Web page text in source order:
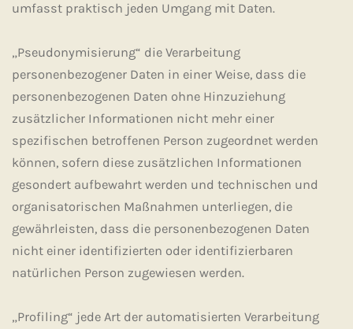
umfasst praktisch jeden Umgang mit Daten.
„Pseudonymisierung“ die Verarbeitung
personenbezogener Daten in einer Weise, dass die
personenbezogenen Daten ohne Hinzuziehung
zusätzlicher Informationen nicht mehr einer
spezifischen betroffenen Person zugeordnet werden
können, sofern diese zusätzlichen Informationen
gesondert aufbewahrt werden und technischen und
organisatorischen Maßnahmen unterliegen, die
gewährleisten, dass die personenbezogenen Daten
nicht einer identifizierten oder identifizierbaren
natürlichen Person zugewiesen werden.
„Profiling“ jede Art der automatisierten Verarbeitung